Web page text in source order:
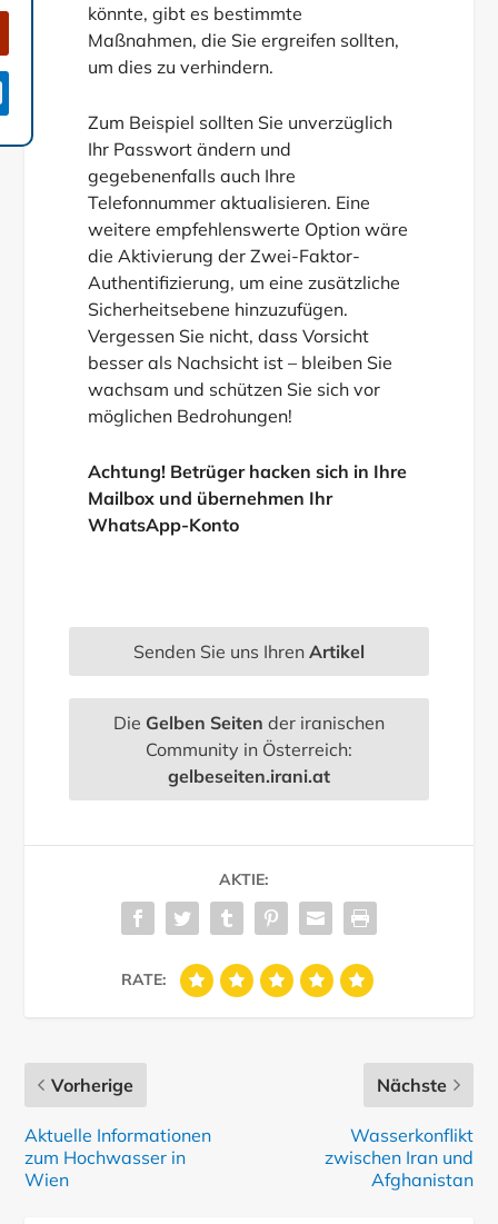
könnte, gibt es bestimmte
Maßnahmen, die Sie ergreifen sollten,
um dies zu verhindern.
Zum Beispiel sollten Sie unverzüglich
Ihr Passwort ändern und
gegebenenfalls auch Ihre
Telefonnummer aktualisieren. Eine
weitere empfehlenswerte Option wäre
die Aktivierung der Zwei-Faktor-
Authentifizierung, um eine zusätzliche
Sicherheitsebene hinzuzufügen.
Vergessen Sie nicht, dass Vorsicht
besser als Nachsicht ist – bleiben Sie
wachsam und schützen Sie sich vor
möglichen Bedrohungen!
Achtung! Betrüger hacken sich in Ihre
Mailbox und übernehmen Ihr
WhatsApp-Konto
Senden Sie uns Ihren Artikel
Die Gelben Seiten der iranischen
Community in Österreich:
gelbeseiten.irani.at
AKTIE:
RATE:
Vorherige
Aktuelle Informationen
zum Hochwasser in
Wien
Nächste
Wasserkonflikt
zwischen Iran und
Afghanistan